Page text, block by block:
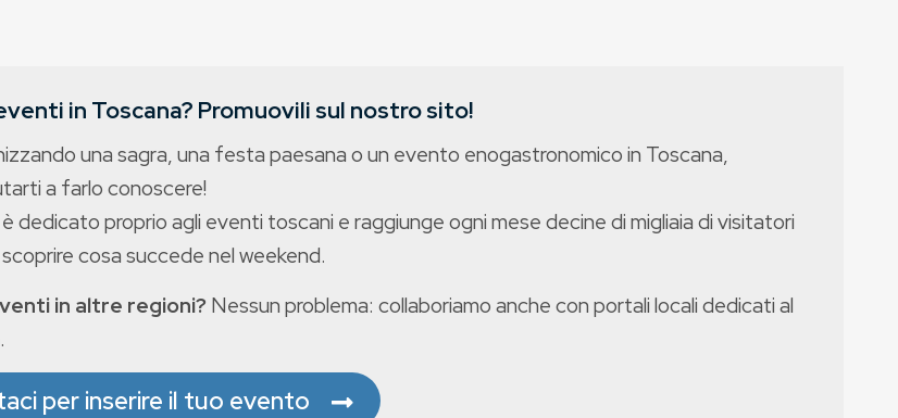
in Toscana? Promuovili sul nostro sito!
una sagra, una festa paesana o un evento enogastronomico in Toscana,
a farlo conoscere!
dedicato proprio agli eventi toscani e raggiunge ogni mese decine di migliaia di visitatori
cosa succede nel weekend.
in altre regioni? Nessun problema: collaboriamo anche con portali locali dedicati al
per inserire il tuo evento